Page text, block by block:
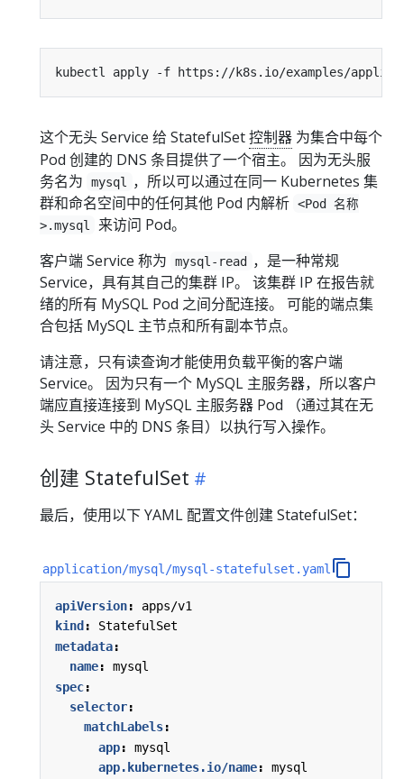
这个无头 Service 给 StatefulSet控制器 为集合中每个
Pod 创建的 DNS 条目提供了一个宿主。 因为无头服
务名为
mysql
，所以可以通过在同一 Kubernetes 集
群和命名空间中的任何其他 Pod 内解析 <Pod 名称
>.mysql
来访问 Pod。
客户端 Service 称为
mysql-read
，是一种常规
Service，具有其自己的集群 IP。 该集群 IP 在报告就
绪的所有 MySQL Pod 之间分配连接。 可能的端点集
合包括 MySQL 主节点和所有副本节点。
请注意，只有读查询才能使用负载平衡的客户端
Service。 因为只有一个 MySQL 主服务器，所以客户
端应直接连接到 MySQL 主服务器 Pod （通过其在无
头 Service 中的 DNS 条目）以执行写入操作。
创建 StatefulSet
最后，使用以下 YAML 配置文件创建 StatefulSet：
application/mysql/mysql-statefulset.yaml
apiVersion:
apps/v1
kind :
StatefulSet
metadata:
name:
mysql
spec:
selector:
matchLabels:
app:
mysql
app.kubernetes.io/name:
mysql